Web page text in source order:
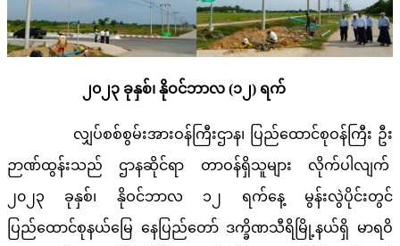
၂၀၂၃ ခုနှစ်၊ နိုဝင်ဘာလ (၁၂) ရက်
လျှပ်စစ်စွမ်းအားဝန်ကြီးဌာန၊ ပြည်ထောင်စုဝန်ကြီး ဦး
ဉာဏ်ထွန်းသည် ဌာနဆိုင်ရာ တာဝန်ရှိသူများ လိုက်ပါလျက်
၂၀၂၃ ခုနှစ်၊ နိုဝင်ဘာလ ၁၂ ရက်နေ့ မွန်းလွဲပိုင်းတွင်
ပြည်ထောင်စုနယ်မြေ နေပြည်တော် ဒက္ခိဏသီရိမြို့နယ်ရှိ မာရဝိ